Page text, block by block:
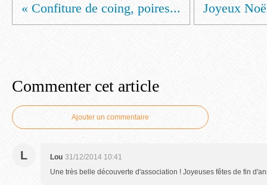
« Confiture de coing, poires... Joyeux
Commenter cet article
Ajouter un commentaire
L Lou 31/12/2014 10:41
Une très belle découverte d'association ! Joyeuses fêtes de fin